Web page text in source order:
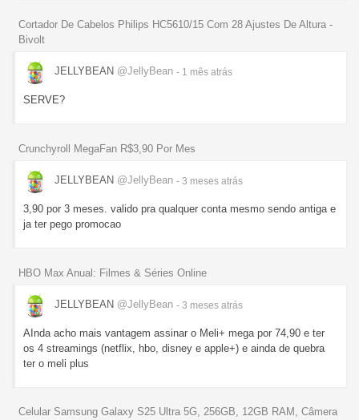
Cortador De Cabelos Philips HC5610/15 Com 28 Ajustes De Altura -
Bivolt
JELLYBEAN @JellyBean - 1 mês atrás
SERVE?
Crunchyroll MegaFan R$3,90 Por Mes
JELLYBEAN @JellyBean - 3 meses atrás
3,90 por 3 meses. valido pra qualquer conta mesmo sendo antiga e
ja ter pego promocao
HBO Max Anual: Filmes & Séries Online
JELLYBEAN @JellyBean - 3 meses atrás
AInda acho mais vantagem assinar o Meli+ mega por 74,90 e ter
os 4 streamings (netflix, hbo, disney e apple+) e ainda de quebra
ter o meli plus
Celular Samsung Galaxy S25 Ultra 5G, 256GB, 12GB RAM, Câmera